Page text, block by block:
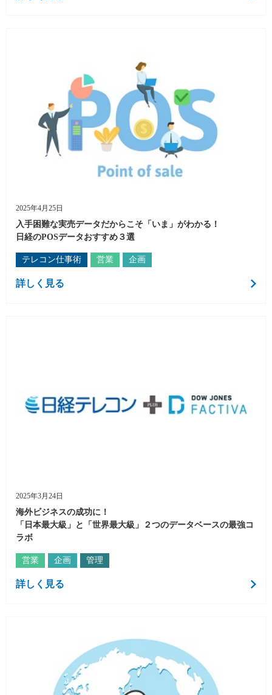
2025年4月25日
入手困難な実売データだからこそ「いま」がわかる！
日経のPOSデータおすすめ３選
テレコン仕事術 営業 企画
詳しく見る
2025年3月24日
海外ビジネスの成功に！
「日本最大級」と「世界最大級」２つのデータベースの最強コ
ラボ
営業 企画 管理
詳しく見る